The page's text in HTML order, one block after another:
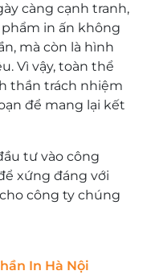
càng cạnh tranh,
in ấn không
mà còn là hình
Vì vậy, toàn thể
thần trách nhiệm
để mang lại kết
tư vào công
xứng đáng với
công ty chúng
In Hà Nội